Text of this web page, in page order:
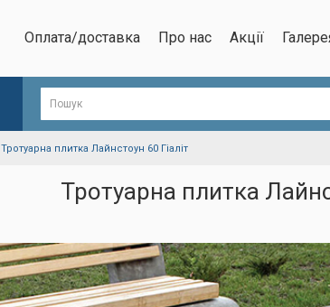
Оплата/доставка Про нас Акції
Тротуарна плитка Лайнстоун 60 Гіаліт
Тротуарна плитка